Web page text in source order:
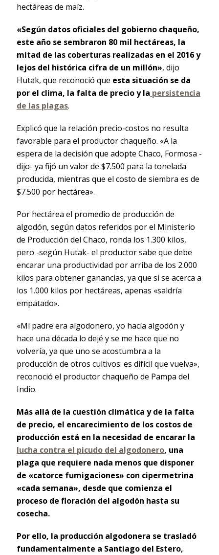
hectáreas de maíz.
«Según datos oficiales del gobierno chaqueño,
este año se sembraron 80 mil hectáreas, la
mitad de las coberturas realizadas en el 2016 y
lejos del histórica cifra de un millón», dijo
Hutak, que reconoció que esta situación se da
por el clima, la falta de precio y la persistencia
de las plagas.
Explicó que la relación precio-costos no resulta
favorable para el productor chaqueño. «A la
espera de la decisión que adopte Chaco, Formosa -
dijo- ya fijó un valor de $7.500 para la tonelada
producida, mientras que el costo de siembra es de
$7.500 por hectárea».
Por hectárea el promedio de producción de
algodón, según datos referidos por el Ministerio
de Producción del Chaco, ronda los 1.300 kilos,
pero -según Hutak- el productor sabe que debe
encarar una productividad por arriba de los 2.000
kilos para obtener ganancias, ya que si se acerca a
los 1.000 kilos por hectáreas, apenas «saldría
empatado».
«Mi padre era algodonero, yo hacía algodón y
hace una década lo dejé y se me hace que no
volvería, ya que uno se acostumbra a la
producción de otros cultivos: es difícil que vuelva»,
reconoció el productor chaqueño de Pampa del
Indio.
Más allá de la cuestión climática y de la falta
de precio, el encarecimiento de los costos de
producción está en la necesidad de encarar la
lucha contra el picudo del algodonero, una
plaga que requiere nada menos que disponer
de «catorce fumigaciones» con cipermetrina
«cada semana», desde que comienza el
proceso de floración del algodón hasta su
cosecha.
Por ello, la producción algodonera se trasladó
fundamentalmente a Santiago del Estero,